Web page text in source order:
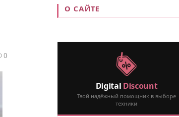
0
О САЙТЕ
Digital Discount
Твой надёжный помощник в выборе
техники